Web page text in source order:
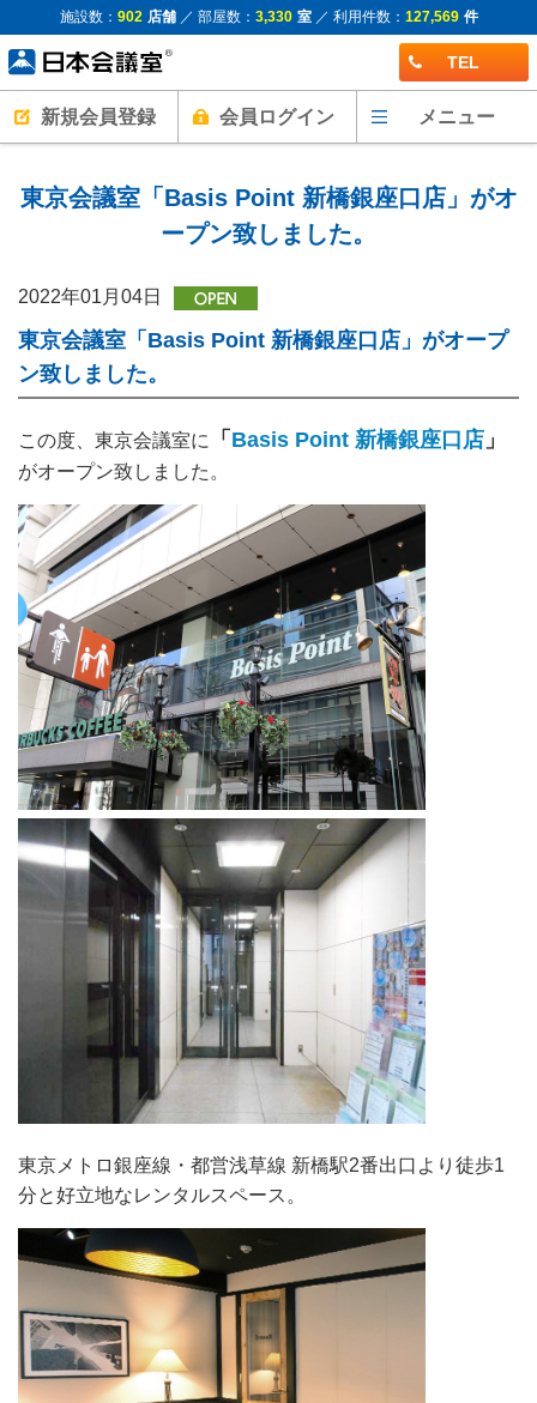
施設数： 902 店舗／ 部屋数： 3,330 室／ 利用件数： 127,569 件
TEL
新規会員登録 会員ログイン メニュー
東京会議室「Basis Point 新橋銀座口店」がオ
ープン致しました。
2022年01月04日
東京会議室「Basis Point 新橋銀座口店」がオープ
ン致しました。
この度、東京会議室に 「 Basis Point 新橋銀座口店 」
がオープン致しました。
東京メトロ銀座線・都営浅草線 新橋駅2番出口より徒歩1
分と好立地なレンタルスペース。